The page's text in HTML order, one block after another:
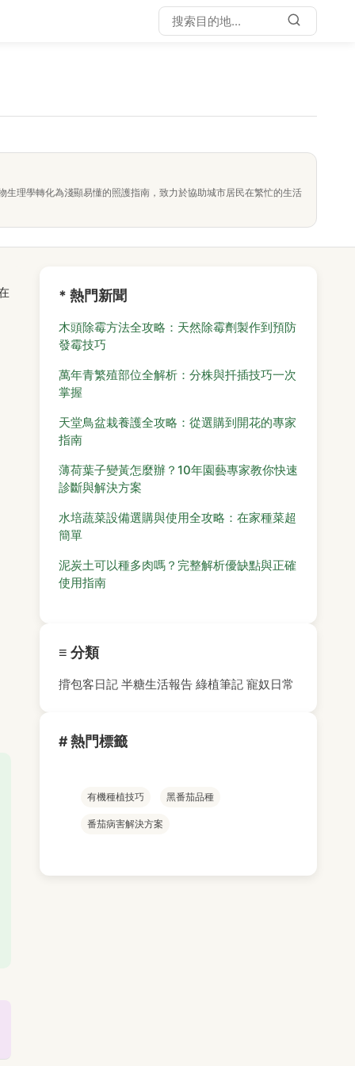
理學轉化為淺顯易懂的照護指南，致力於協助城市居民在繁忙的生活
* 熱門新聞
木頭除霉方法全攻略：天然除霉劑製作到預防
發霉技巧
萬年青繁殖部位全解析：分株與扦插技巧一次
掌握
天堂鳥盆栽養護全攻略：從選購到開花的專家
指南
薄荷葉子變黃怎麼辦？10年園藝專家教你快速
診斷與解決方案
水培蔬菜設備選購與使用全攻略：在家種菜超
簡單
泥炭土可以種多肉嗎？完整解析優缺點與正確
使用指南
≡ 分類
揹包客日記 半糖生活報告 綠植筆記 寵奴日常
# 熱門標籤
有機種植技巧 黑番茄品種
番茄病害解決方案